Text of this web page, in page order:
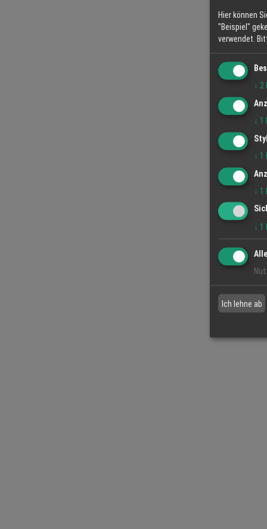
Hier können
"Beispiel"
verwendet.
↓ 2
↓ 1
↓ 1
↓ 1
↓ 1
Ich lehne ab